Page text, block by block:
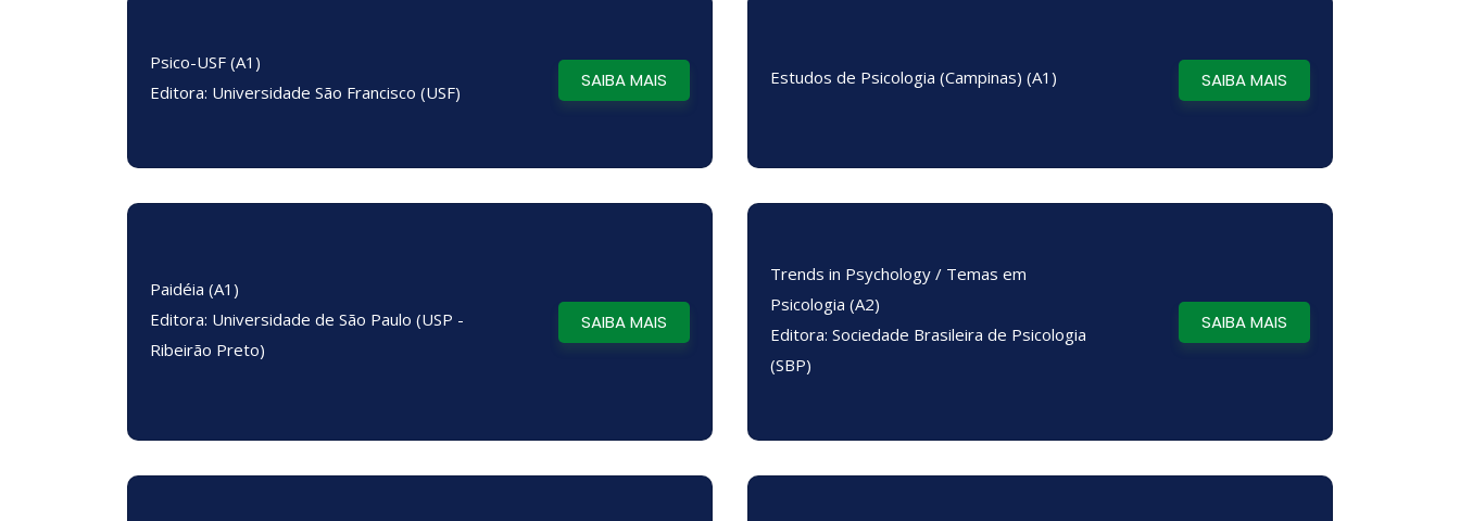
Psico-USF (A1)
Editora: Universidade São Francisco (USF)
SAIBA MAIS Estudos de Psicologia (Campinas) (A1) SAIBA MAIS
Paidéia (A1)
Editora: Universidade de São Paulo (USP -
Ribeirão Preto)
SAIBA MAIS
Trends in Psychology / Temas em
Psicologia (A2)
Editora: Sociedade Brasileira de Psicologia
(SBP)
SAIBA MAIS